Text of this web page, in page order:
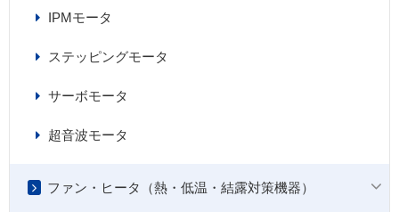
IPMモータ
ステッピングモータ
サーボモータ
超音波モータ
ファン・ヒータ（熱・低温・結露対策機器）